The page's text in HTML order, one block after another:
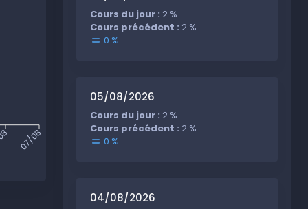
07/08
Cours du jour : 2 %
Cours précédent : 2 %
0 %
05/08/2026
Cours du jour : 2 %
Cours précédent : 2 %
0 %
04/08/2026